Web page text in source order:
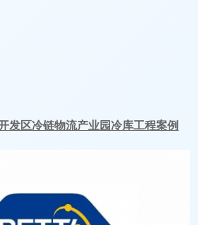
发区冷链物流产业园冷库工程案例